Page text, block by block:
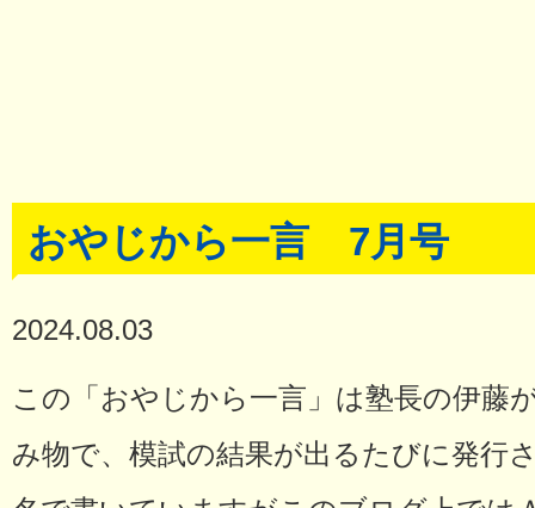
おやじから一言 7月号
2024.08.03
この「おやじから一言」は塾長の伊藤
み物で、模試の結果が出るたびに発行